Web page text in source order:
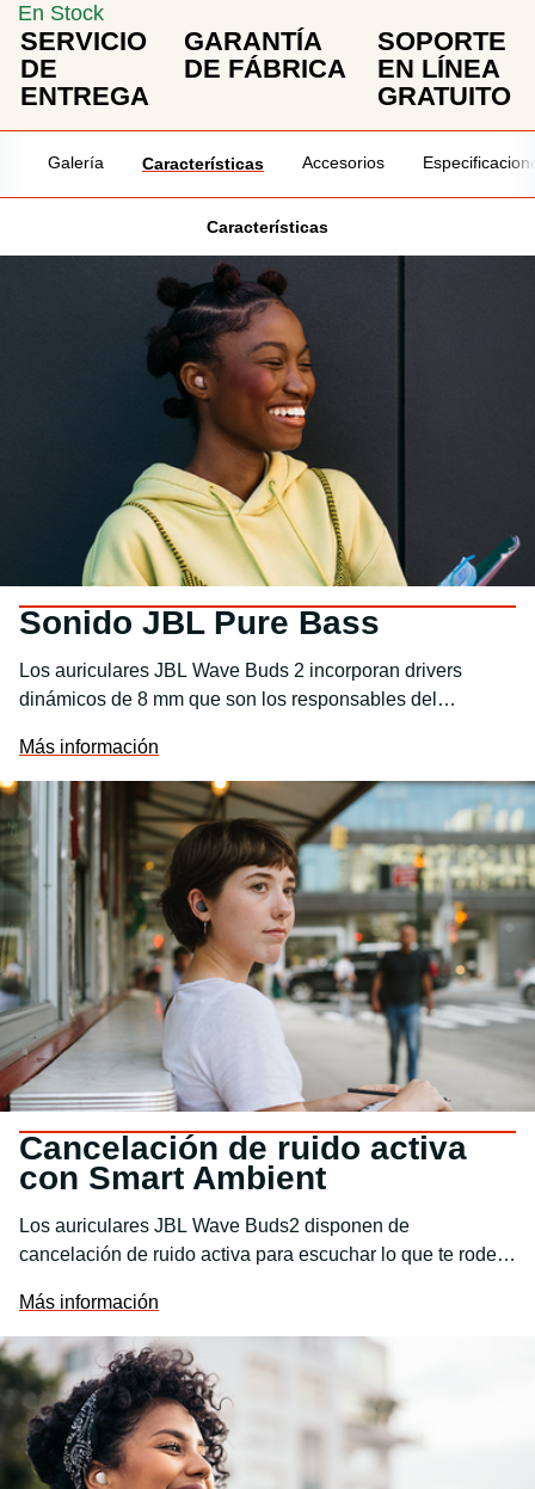
En Stock
SERVICIO
DE
ENTREGA
GARANTÍA
DE FÁBRICA
SOPORTE
EN LÍNEA
GRATUITO
Galería Características Accesorios
Características
Sonido JBL Pure Bass
Los auriculares JBL Wave Buds 2 incorporan drivers
dinámicos de 8 mm que son los responsables del
Más información
Cancelación de ruido activa
con Smart Ambient
Los auriculares JBL Wave Buds2 disponen de
cancelación de ruido activa para escuchar lo que te rodea
controlar qué parte del mundo exterior quieres escuchar,
para que puedas hablar con los demás o estar atento a tu
entorno, todo sin quitarte los auriculares.
Más información